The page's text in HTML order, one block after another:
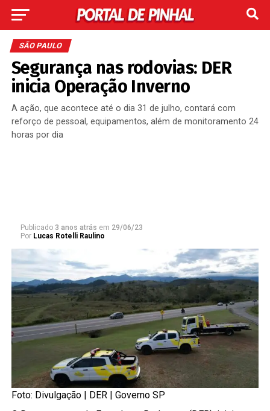
SÃO PAULO
Segurança nas rodovias: DER
inicia Operação Inverno
A ação, que acontece até o dia 31 de julho, contará com
reforço de pessoal, equipamentos, além de monitoramento 24
horas por dia
Publicado 3 anos atrás em 29/06/23
Por Lucas Rotelli Raulino
Foto: Divulgação | DER | Governo SP